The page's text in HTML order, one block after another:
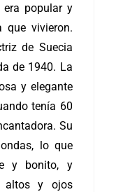
era popular y
vivieron.
de Suecia
de 1940. La
y elegante
tenía 60
Su
lo que
y bonito, y
altos y ojos